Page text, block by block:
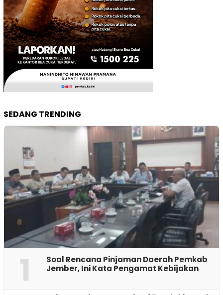
SEDANG TRENDING
1
‎Soal Rencana Pinjaman Daerah Pemkab
Jember, Ini Kata Pengamat Kebijakan ‎